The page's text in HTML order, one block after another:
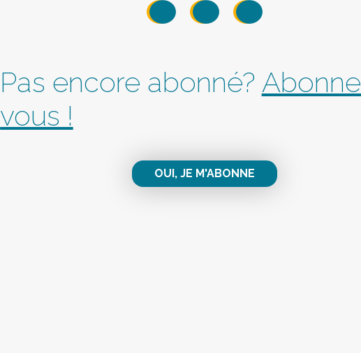
Pas encore abonné?
vous !
OUI, JE M'ABONNE